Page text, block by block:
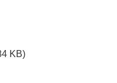
KB)